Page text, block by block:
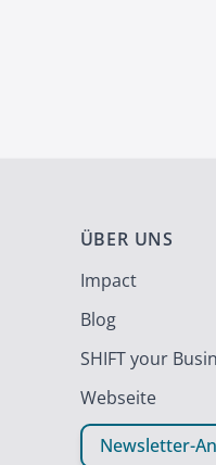
ÜBER UNS
Impact
Blog
SHIFT your
Webseite
Newsletter-